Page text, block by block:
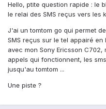
Hello, ptite question rapide : le
le relai des SMS reçus vers les
J'ai un tomtom go qui permet
SMS reçus sur le tel appairé
avec mon Sony Ericsson
appels qui fonctionnent, les
jusqu'au tomtom ...
Une piste ?